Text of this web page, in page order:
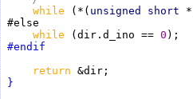
while (*( unsigned short
while (dir.d_ino == 0
#endif
return
}